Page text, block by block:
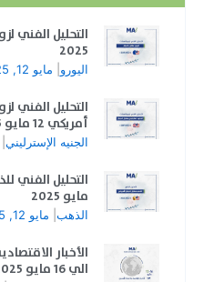
2025
اليورو مايو 12, 2025
التحليل الفني
أمريكي 12 مايو 2025
الجنيه الإسترليني
مايو 2025
الذهب مايو 12, 2025
الي 16 مايو 2025: أبرز الأحداث والتوقعات